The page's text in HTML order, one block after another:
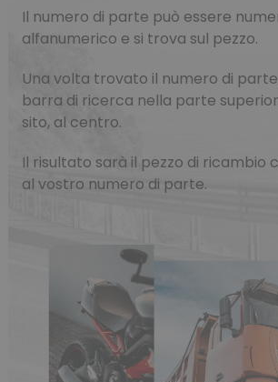
Il numero di parte può essere
alfanumerico e si trova sul pezzo.
Una volta trovato il numero di
barra di ricerca nella parte
sito, al centro.
Il risultato sarà il pezzo di ricambio
al vostro numero di parte.